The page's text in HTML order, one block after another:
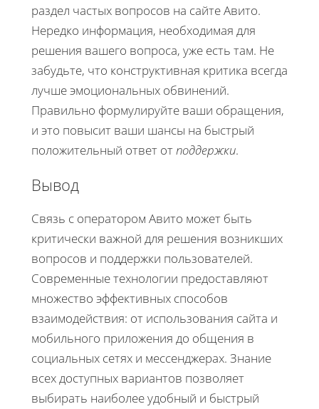
раздел частых вопросов на сайте Авито.
Нередко информация, необходимая для
решения вашего вопроса, уже есть там. Не
забудьте, что конструктивная критика всегда
лучше эмоциональных обвинений.
Правильно формулируйте ваши обращения,
и это повысит ваши шансы на быстрый
положительный ответ отподдержки.
Вывод
Связь с оператором Авито может быть
критически важной для решения возникших
вопросов и поддержки пользователей.
Современные технологии предоставляют
множество эффективных способов
взаимодействия: от использования сайта и
мобильного приложения до общения в
социальных сетях и мессенджерах. Знание
всех доступных вариантов позволяет
выбирать наиболее удобный и быстрый